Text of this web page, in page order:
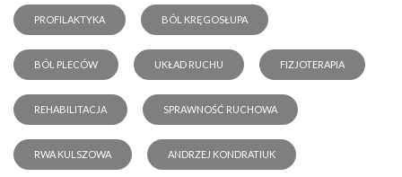
PROFILAKTYKA BÓL KRĘGOSŁUPA
BÓL PLECÓW UKŁAD RUCHU FIZJOTERAPIA
REHABILITACJA SPRAWNOŚĆ RUCHOWA
RWA KULSZOWA ANDRZEJ KONDRATIUK